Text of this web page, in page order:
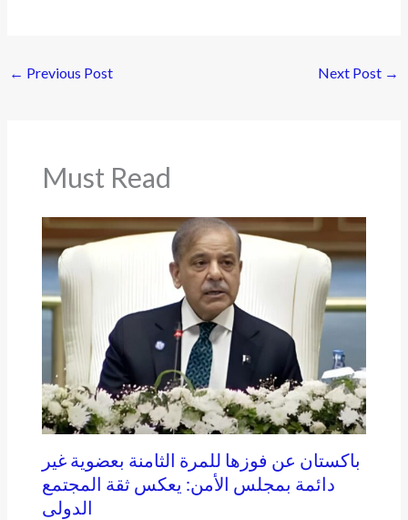
← Previous Post Next Post →
Must Read
باكستان عن فوزها للمرة الثامنة بعضوية غير
دائمة بمجلس الأمن: يعكس ثقة المجتمع
الدولى